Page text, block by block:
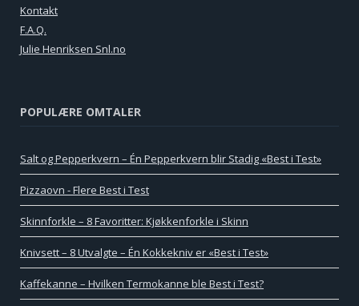
Kontakt
F.A.Q.
Julie Henriksen Snl.no
POPULÆRE OMTALER
Salt og Pepperkvern – Én Pepperkvern blir Stadig «Best i Test»
Pizzaovn - Flere Best i Test
Skinnforkle – 8 Favoritter: Kjøkkenforkle i Skinn
Knivsett – 8 Utvalgte – Én Kokkekniv er «Best i Test»
Kaffekanne – Hvilken Termokanne ble Best i Test?